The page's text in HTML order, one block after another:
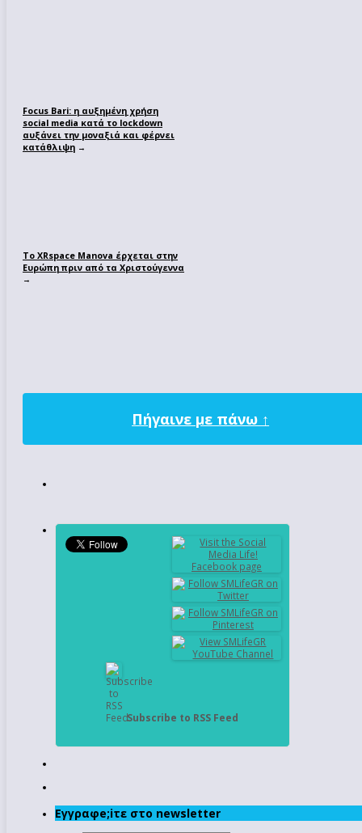
Focus Bari: η αυξημένη χρήση
social media κατά το lockdown
αυξάνει την μοναξιά και φέρνει
κατάθλιψη →
Το XRspace Manova έρχεται στην
Ευρώπη πριν από τα Χριστούγεννα
→
Πήγαινε με πάνω ↑
Subscribe to RSS Feed
Εγγραφe;iτε στο newsletter